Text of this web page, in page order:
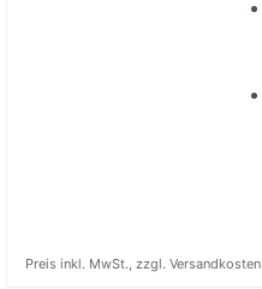
Preis inkl. MwSt., zzgl. Versandkosten